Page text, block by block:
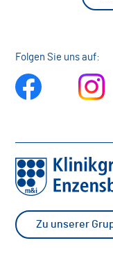
Folgen Sie uns auf:
Zu unserer